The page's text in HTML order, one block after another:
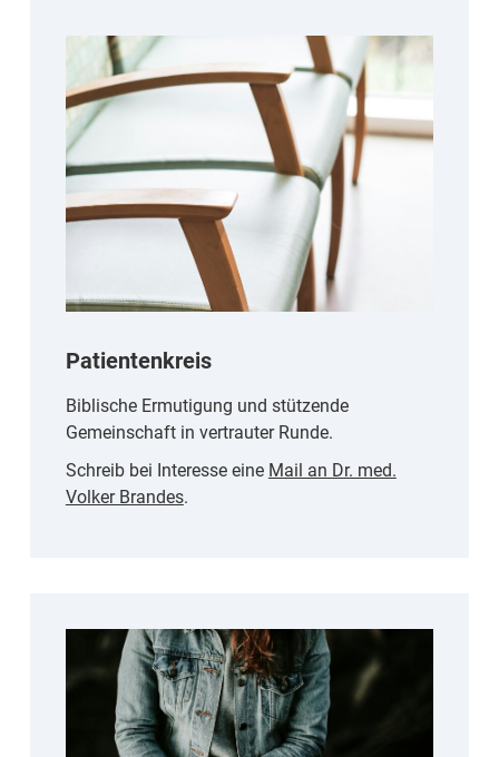
Patientenkreis
Biblische Ermutigung und stützende
Gemeinschaft in vertrauter Runde.
Schreib bei Interesse eine Mail an Dr. med.
Volker Brandes.